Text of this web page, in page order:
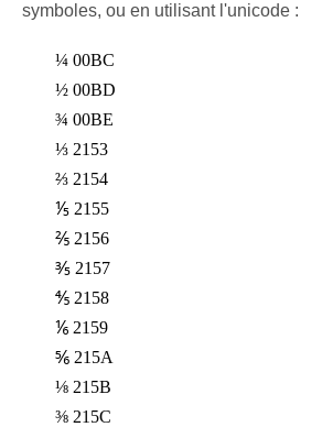
symboles, ou en utilisant l'unicode :
¼ 00BC
½ 00BD
¾ 00BE
⅓ 2153
⅔ 2154
⅕ 2155
⅖ 2156
⅗ 2157
⅘ 2158
⅙ 2159
⅚ 215A
⅛ 215B
⅜ 215C